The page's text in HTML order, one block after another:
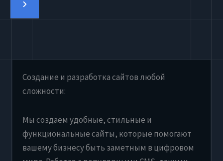
Создание и разработка сайтов любой
сложности:
Мы создаем удобные, стильные и
функциональные сайты, которые помогают
вашему бизнесу быть заметным в цифровом